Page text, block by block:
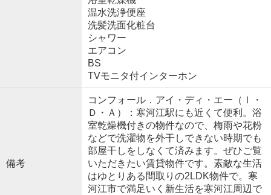
温水洗浄便座
洗髪洗面化粧台
シャワー
エアコン
BS
TVモニタ付インターホン
備考
コンフォール．アイ・ディ・エー（Ⅰ・
Ｄ・Ａ）：寒河江駅にも近くて便利。浴
室乾燥機付きの物件なので、梅雨や花粉
などで洗濯物を外干しできない時期でも
部屋干しをしなくて済みます。ぜひご覧
いただきたい賃貸物件です。素敵な生活
はゆとりある間取りの2LDK物件で。寒
河江市で満足いく新生活を寒河江周辺で